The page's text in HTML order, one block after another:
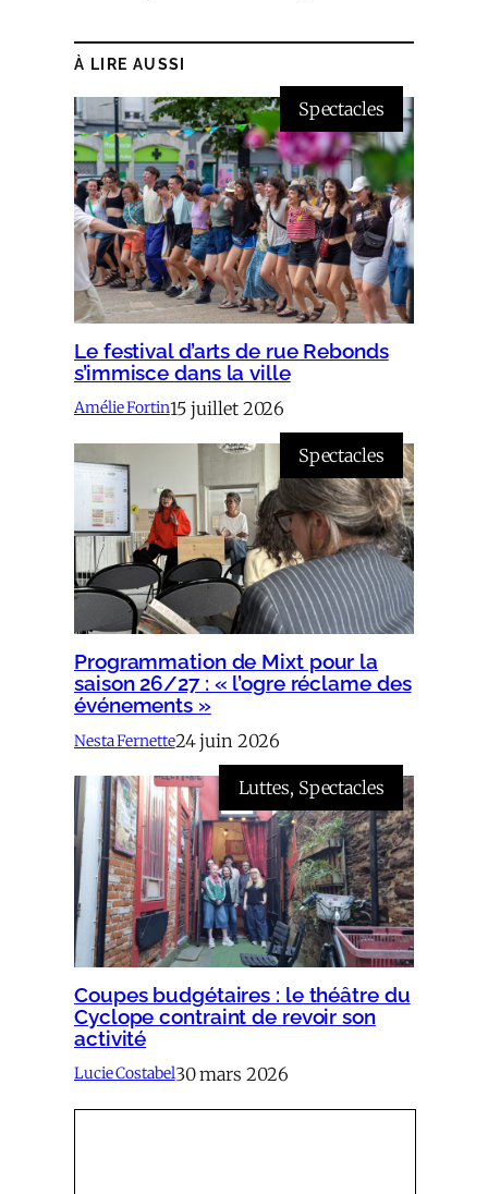
À LIRE AUSSI
Spectacles
Le festival d’arts de rue Rebonds
s’immisce dans la ville
Amélie Fortin15 juillet 2026
Spectacles
Programmation de Mixt pour la
saison 26/27 : « l’ogre réclame des
événements »
Nesta Fernette24 juin 2026
Luttes, Spectacles
Coupes budgétaires : le théâtre du
Cyclope contraint de revoir son
activité
Lucie Costabel30 mars 2026